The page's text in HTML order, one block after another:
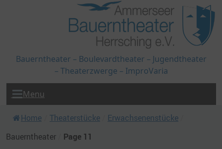
Bauerntheater – Boulevardtheater – Jugendtheater
– Theaterzwerge – ImproVaria
Menu
Home Theaterstücke Erwachsenenstücke
Bauerntheater
Page 11